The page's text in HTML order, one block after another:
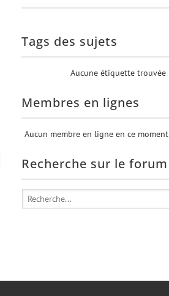
Tags des sujets
Aucune étiquette trouvée
Membres en lignes
Aucun membre en ligne en ce moment
Recherche sur le forum